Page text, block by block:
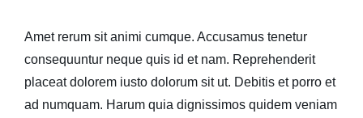
Amet rerum sit animi cumque. Accusamus tenetur
consequuntur neque quis id et nam. Reprehenderit
placeat dolorem iusto dolorum sit ut. Debitis et porro et
ad numquam. Harum quia dignissimos quidem veniam